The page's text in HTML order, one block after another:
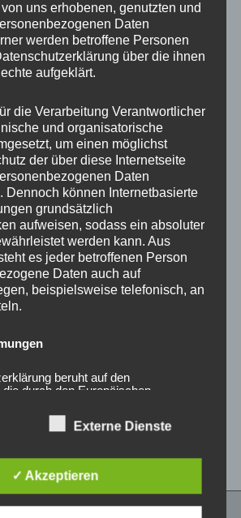
GTP ZV-Mutter
Kunststoff Schwarz
25,00€ *
mit
0
von
5
JRX2
30,00€
0
von
uns erhobenen, genutzten und
Daten
werden betroffene Personen
über die ihnen
aufgeklärt.
die Verarbeitung Verantwortlicher
und organisatorische
um einen möglichst
der über diese Internetseite
Daten
Dennoch können Internetbasierte
grundsätzlich
aufweisen, sodass ein absoluter
werden kann. Aus
es jeder betroffenen Person
Daten auch auf
beispielsweise telefonisch, an
beruht auf den
durch den Europäischen
(DS-GVO) verwendet
soll sowohl für
einfach lesbar und verständlich sein.
möchten wir vorab die
erläutern.
Externe Dienste
✓ Akzeptieren